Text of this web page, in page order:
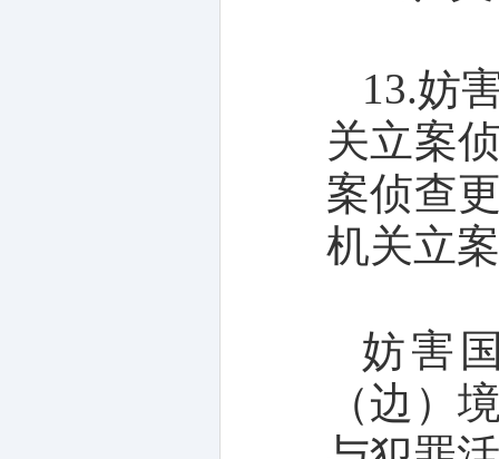
13.妨
关立案
案侦查
机关立
妨害
（边）